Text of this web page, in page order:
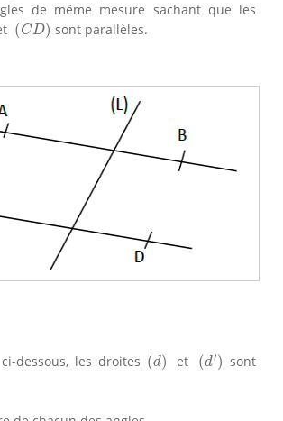
de même mesure sachant que les
(CD)
(CD) sont parallèles.
dessous, les droites (d)
(d) et (d′)
(d′) sont